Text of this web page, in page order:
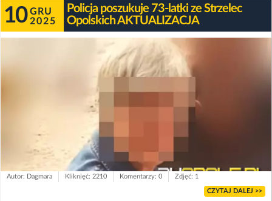
10 GRU
2025
Policja poszukuje 73-latki ze Strzelec
Opolskich AKTUALIZACJA
Autor: Dagmara Kliknięć: 2210 Komentarzy: 0 Zdjęć: 1
CZYTAJ DALEJ >>